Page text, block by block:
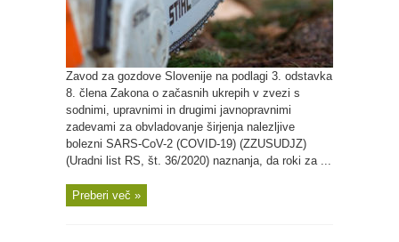
Zavod za gozdove Slovenije na podlagi 3. odstavka
8. člena Zakona o začasnih ukrepih v zvezi s
sodnimi, upravnimi in drugimi javnopravnimi
zadevami za obvladovanje širjenja nalezljive
bolezni SARS-CoV-2 (COVID-19) (ZZUSUDJZ)
(Uradni list RS, št. 36/2020) naznanja, da roki za ...
Preberi več »